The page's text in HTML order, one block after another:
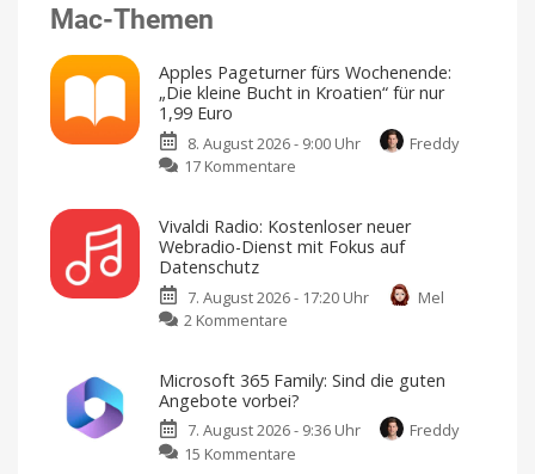
Mac-Themen
Apples Pageturner fürs Wochenende:
„Die kleine Bucht in Kroatien“ für nur
1,99 Euro
8. August 2026 - 9:00 Uhr
Freddy
17 Kommentare
fürs
Wochenende:
kleine
Kroatien“
für
1,99
Vivaldi Radio: Kostenloser neuer
Webradio-Dienst mit Fokus auf
Datenschutz
7. August 2026 - 17:20 Uhr
Mel
2 Kommentare
Kostenloser
neuer
Webradio-
Dienst
Microsoft 365 Family: Sind die guten
Angebote vorbei?
7. August 2026 - 9:36 Uhr
Freddy
15 Kommentare